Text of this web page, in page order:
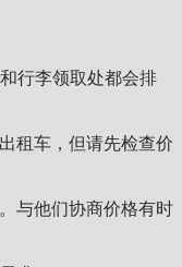
行李领取处都会排
租车，但请先检查价
与他们协商价格有时